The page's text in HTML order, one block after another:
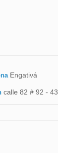
Engativá
calle 82 # 92 - 43